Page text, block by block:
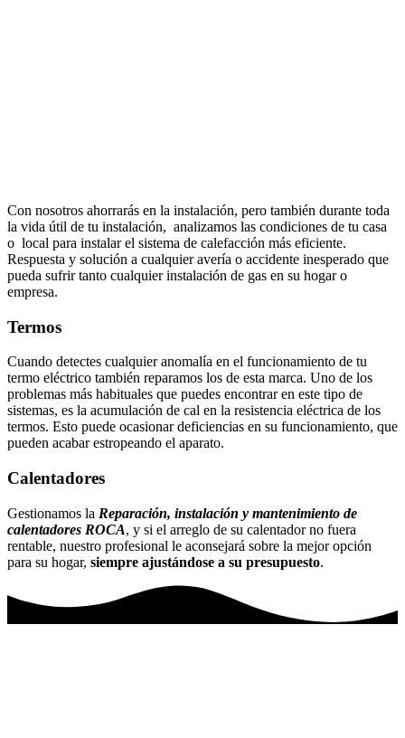
Con nosotros ahorrarás en la instalación, pero también durante toda
la vida útil de tu instalación, analizamos las condiciones de tu casa
o local para instalar el sistema de calefacción más eficiente.
Respuesta y solución a cualquier avería o accidente inesperado que
pueda sufrir tanto cualquier instalación de gas en su hogar o
empresa.
Termos
Cuando detectes cualquier anomalía en el funcionamiento de tu
termo eléctrico también reparamos los de esta marca. Uno de los
problemas más habituales que puedes encontrar en este tipo de
sistemas, es la acumulación de cal en la resistencia eléctrica de los
termos. Esto puede ocasionar deficiencias en su funcionamiento, que
pueden acabar estropeando el aparato.
Calentadores
Gestionamos la Reparación, instalación y mantenimiento de
calentadores ROCA, y si el arreglo de su calentador no fuera
rentable, nuestro profesional le aconsejará sobre la mejor opción
para su hogar, siempre ajustándose a su presupuesto.